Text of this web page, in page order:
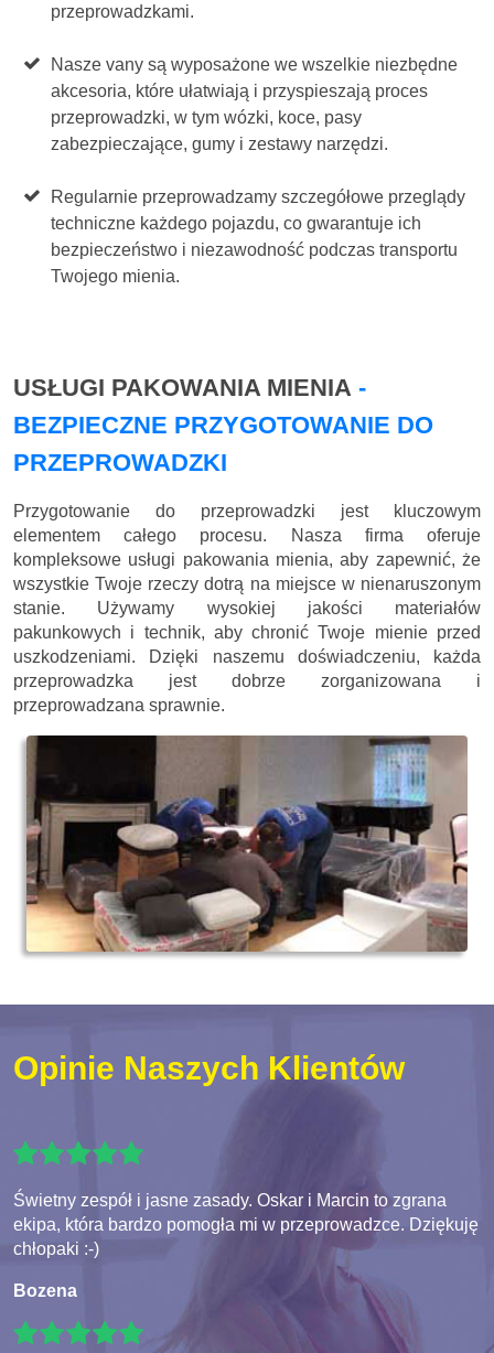
przeprowadzkami.
Nasze vany są wyposażone we wszelkie niezbędne
akcesoria, które ułatwiają i przyspieszają proces
przeprowadzki, w tym wózki, koce, pasy
zabezpieczające, gumy i zestawy narzędzi.
Regularnie przeprowadzamy szczegółowe przeglądy
techniczne każdego pojazdu, co gwarantuje ich
bezpieczeństwo i niezawodność podczas transportu
Twojego mienia.
USŁUGI PAKOWANIA MIENIA -
BEZPIECZNE PRZYGOTOWANIE DO
PRZEPROWADZKI
Przygotowanie do przeprowadzki jest kluczowym
elementem całego procesu. Nasza firma oferuje
kompleksowe usługi pakowania mienia, aby zapewnić, że
wszystkie Twoje rzeczy dotrą na miejsce w nienaruszonym
stanie. Używamy wysokiej jakości materiałów
pakunkowych i technik, aby chronić Twoje mienie przed
uszkodzeniami. Dzięki naszemu doświadczeniu, każda
przeprowadzka jest dobrze zorganizowana i
przeprowadzana sprawnie.
Opinie Naszych Klientów
Świetny zespół i jasne zasady. Oskar i Marcin to zgrana
ekipa, która bardzo pomogła mi w przeprowadzce. Dziękuję
chłopaki :-)
Bozena